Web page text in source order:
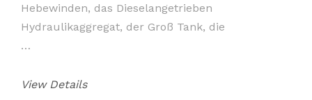
Hebewinden, das Dieselangetrieben
Hydraulikaggregat, der Groß Tank, die
…
View Details